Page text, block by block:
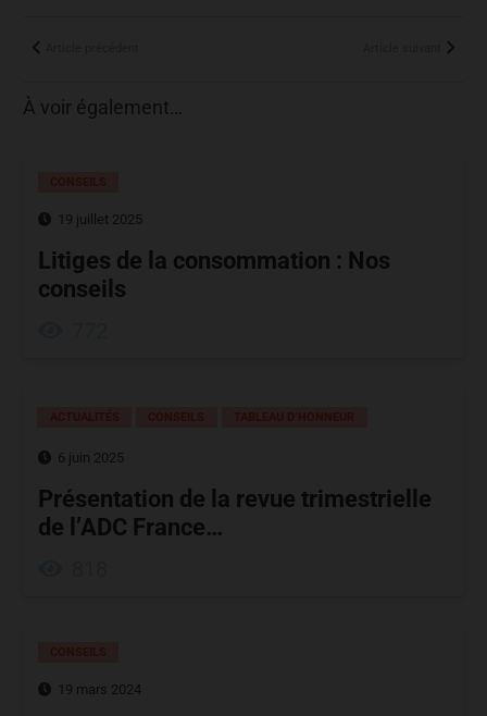
À voir également…
19 juillet 2025
Litiges de la consommation : Nos
conseils
6 juin 2025
Présentation de la revue trimestrielle
de l’ADC France…
19 mars 2024